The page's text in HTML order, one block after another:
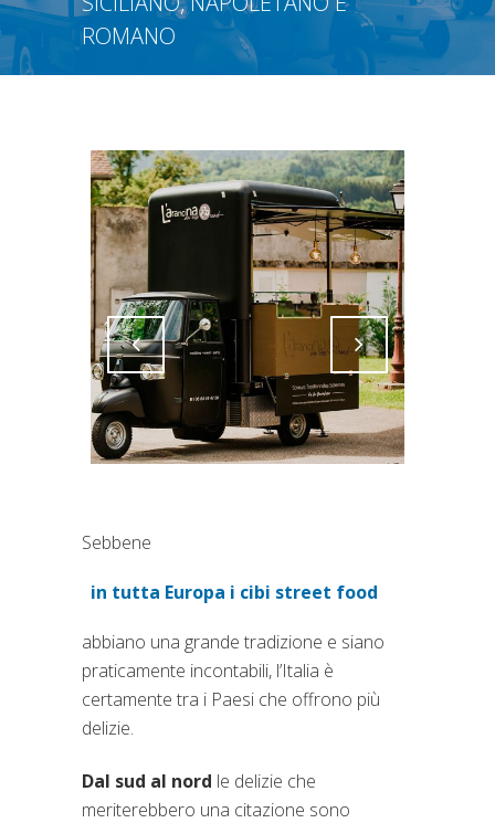
ROMANO
Attiva comando Attiva comando
Sebbene
in tutta Europa i cibi street food
(si apre in una nuova scheda)
abbiano una grande tradizione e siano
praticamente incontabili, l’Italia è
certamente tra i Paesi che offrono più
delizie.
Dal sud al nord le delizie che
meriterebbero una citazione sono